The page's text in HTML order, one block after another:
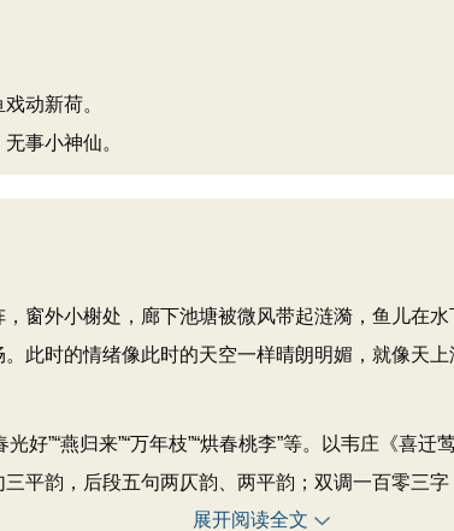
动新荷。
事小神仙。
窗外小榭处，廊下池塘被微风带起涟漪，鱼儿在水
此时的情绪像此时的天空一样晴朗明媚，就像天上
光好”“燕归来”“万年枝”“烘春桃李”等。以韦庄《
平韵，后段五句两仄韵、两平韵；双调一百零三字
展开阅读全文